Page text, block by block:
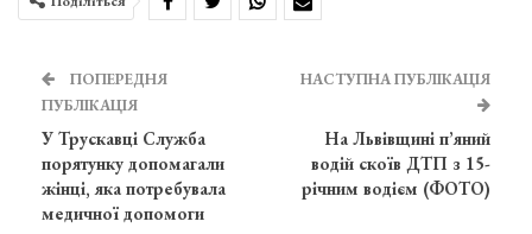
ПОПЕРЕДНЯ
ПУБЛІКАЦІЯ
У Трускавці Служба
порятунку допомагали
жінці, яка потребувала
медичної допомоги
НАСТУПНА ПУБЛІКАЦІЯ
На Львівщині п’яний
водій скоїв ДТП з 15-
річним водієм (ФОТО)